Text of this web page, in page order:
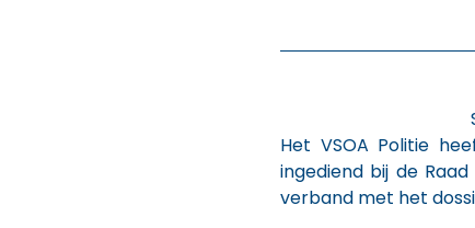
Het VSOA Politie
ingediend bij de
verband met het